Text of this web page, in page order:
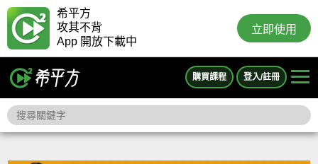
希平方
攻其不背
App 開放下載中
立即使用
購買課程 登入/註冊